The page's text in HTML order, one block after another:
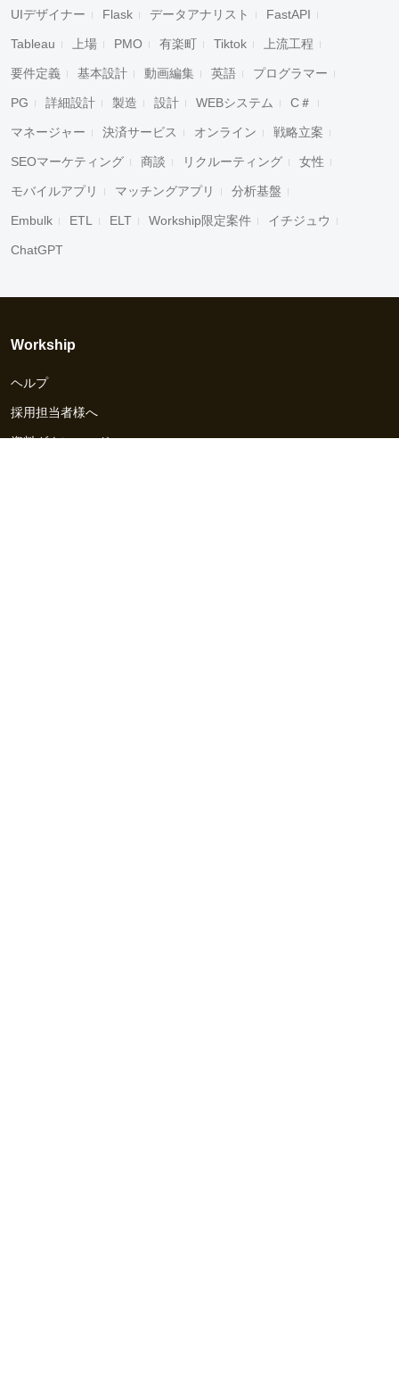
UIデザイナー Flask データアナリスト FastAPI
Tableau 上場 PMO 有楽町 Tiktok 上流工程
要件定義 基本設計 動画編集 英語 プログラマー
PG 詳細設計 製造 設計 WEBシステム C＃
マネージャー 決済サービス オンライン 戦略立案
SEOマーケティング 商談 リクルーティング 女性
モバイルアプリ マッチングアプリ 分析基盤
Embulk ETL ELT Workship限定案件 イチジュウ
ChatGPT
Workship
ヘルプ
採用担当者様へ
資料ダウンロード